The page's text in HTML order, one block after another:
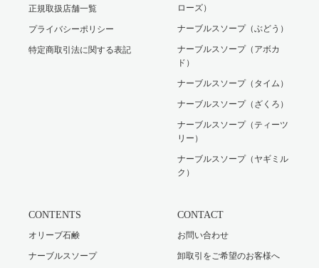
正規取扱店舗一覧
プライバシーポリシー
特定商取引法に関する表記
ローズ）
ナーブルスソープ（ぶどう）
ナーブルスソープ（アボカ
ド）
ナーブルスソープ（タイム）
ナーブルスソープ（ざくろ）
ナーブルスソープ（ティーツ
リー）
ナーブルスソープ（ヤギミル
ク）
CONTENTS
オリーブ石鹸
ナーブルスソープ
CONTACT
お問い合わせ
卸取引をご希望のお客様へ